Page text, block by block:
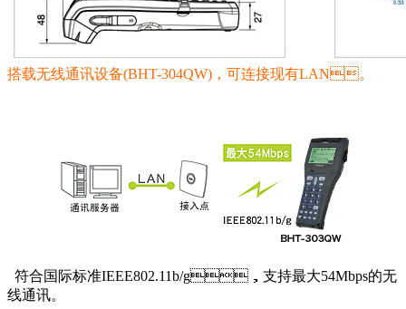
搭载无线通讯设备(BHT-304QW)，可连接现有LAN。
符合国际标准IEEE802.11b/g，支持最大54Mbps的无
线通讯。